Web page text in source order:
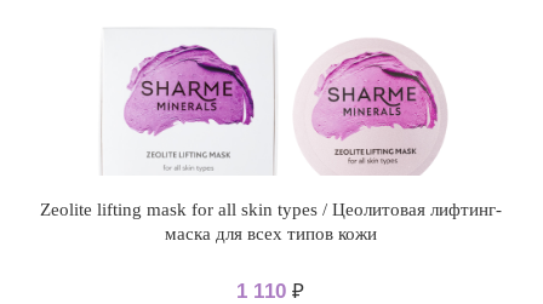
Zeolitе lifting mask for all skin types / Цеолитовая лифтинг-
маска для всех типов кожи
1 110 ₽